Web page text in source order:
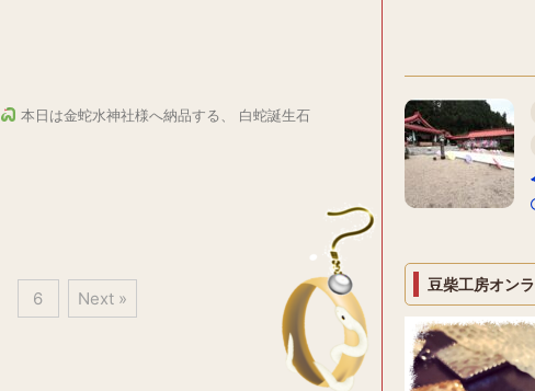
本日は金蛇水神社様へ納品する、 白蛇誕生石
6 Next »
豆柴工房オン